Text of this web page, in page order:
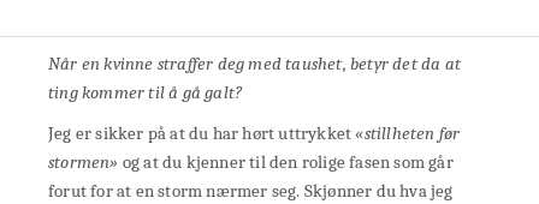
Når en kvinne straffer deg med taushet, betyr det da at
ting kommer til å gå galt?
Jeg er sikker på at du har hørt uttrykket«stillheten før
stormen» og at du kjenner til den rolige fasen som går
forut for at en storm nærmer seg. Skjønner du hva jeg